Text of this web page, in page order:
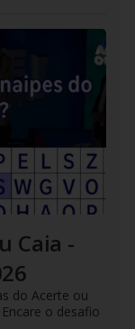
Caia -
do Acerte ou
o desafio